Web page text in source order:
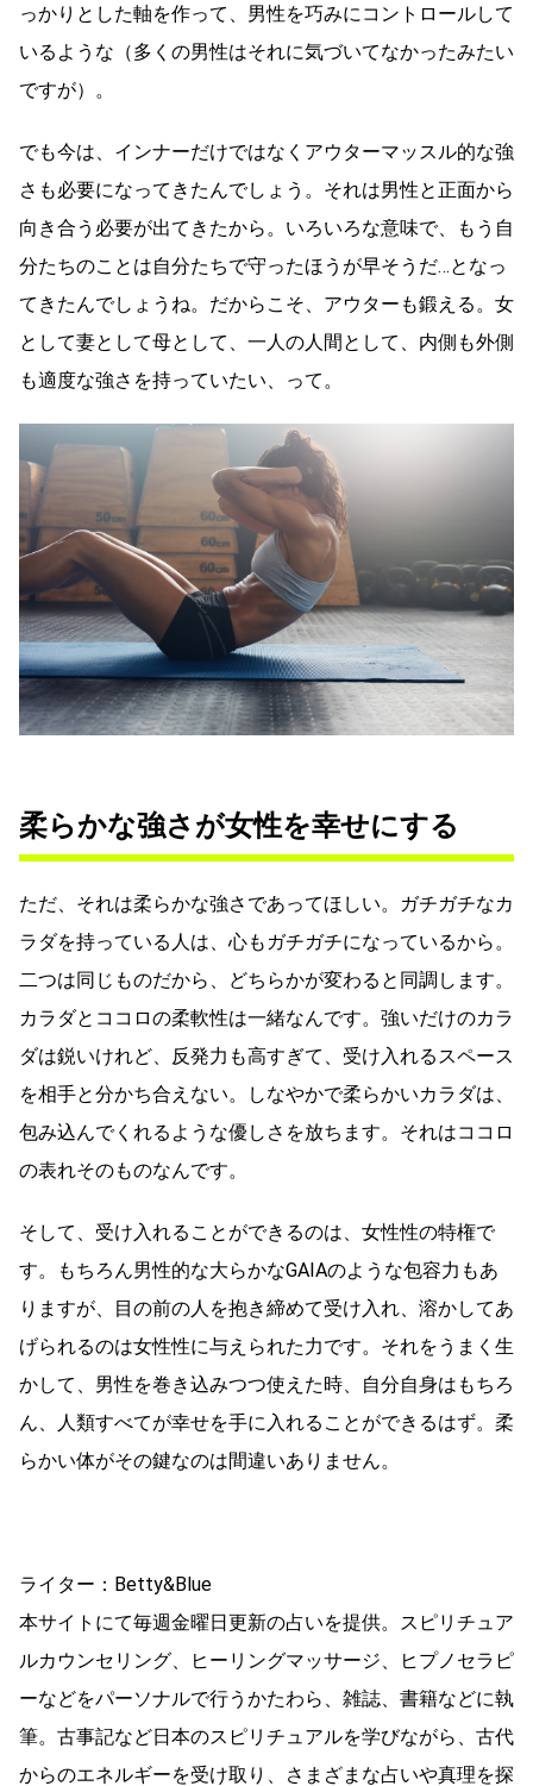
っかりとした軸を作って、男性を巧みにコントロールして
いるような（多くの男性はそれに気づいてなかったみたい
ですが）。
でも今は、インナーだけではなくアウターマッスル的な強
さも必要になってきたんでしょう。それは男性と正面から
向き合う必要が出てきたから。いろいろな意味で、もう自
分たちのことは自分たちで守ったほうが早そうだ…となっ
てきたんでしょうね。だからこそ、アウターも鍛える。女
として妻として母として、一人の人間として、内側も外側
も適度な強さを持っていたい、って。
柔らかな強さが女性を幸せにする
ただ、それは柔らかな強さであってほしい。ガチガチなカ
ラダを持っている人は、心もガチガチになっているから。
二つは同じものだから、どちらかが変わると同調します。
カラダとココロの柔軟性は一緒なんです。強いだけのカラ
ダは鋭いけれど、反発力も高すぎて、受け入れるスペース
を相手と分かち合えない。しなやかで柔らかいカラダは、
包み込んでくれるような優しさを放ちます。それはココロ
の表れそのものなんです。
そして、受け入れることができるのは、女性性の特権で
す。もちろん男性的な大らかなGAIAのような包容力もあ
りますが、目の前の人を抱き締めて受け入れ、溶かしてあ
げられるのは女性性に与えられた力です。それをうまく生
かして、男性を巻き込みつつ使えた時、自分自身はもちろ
ん、人類すべてが幸せを手に入れることができるはず。柔
らかい体がその鍵なのは間違いありません。
ライター：Betty&Blue
本サイトにて毎週金曜日更新の占いを提供。スピリチュア
ルカウンセリング、ヒーリングマッサージ、ヒプノセラピ
ーなどをパーソナルで行うかたわら、雑誌、書籍などに執
筆。古事記など日本のスピリチュアルを学びながら、古代
からのエネルギーを受け取り、さまざまな占いや真理を探